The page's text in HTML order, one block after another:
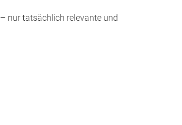
nur tatsächlich relevante und